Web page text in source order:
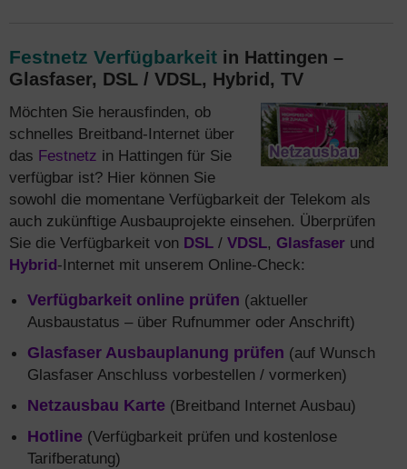
Festnetz Verfügbarkeit in Hattingen –
Glasfaser, DSL / VDSL, Hybrid, TV
Möchten Sie herausfinden, ob
schnelles Breitband-Internet über
das Festnetz in Hattingen für Sie
verfügbar ist? Hier können Sie
sowohl die momentane Verfügbarkeit der Telekom als
auch zukünftige Ausbauprojekte einsehen. Überprüfen
Sie die Verfügbarkeit von DSL / VDSL, Glasfaser und
Hybrid-Internet mit unserem Online-Check:
Verfügbarkeit online prüfen (aktueller
Ausbaustatus – über Rufnummer oder Anschrift)
Glasfaser Ausbauplanung prüfen (auf Wunsch
Glasfaser Anschluss vorbestellen / vormerken)
Netzausbau Karte (Breitband Internet Ausbau)
Hotline (Verfügbarkeit prüfen und kostenlose
Tarifberatung)